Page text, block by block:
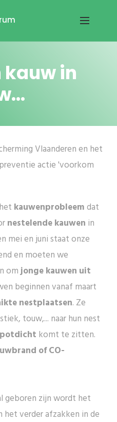
kauw in
Vlaanderen en het
actie 'voorkom
kauwenprobleemdat
nestelende kauwen in
mei en juni staat onze
en moeten we
omjonge kauwen uit
beginnen vanaf maart
nestplaatsen. Ze
touw,... naar hun nest
komt te zitten.
of CO-
geboren zijn wordt het
het verder afzakken in de